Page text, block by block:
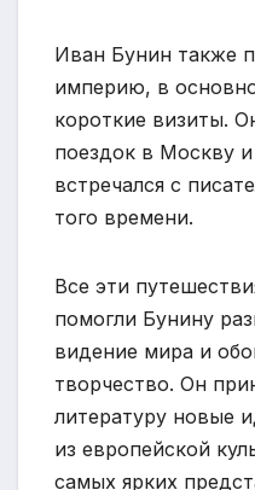
Иван Бунин также
империю, в
короткие визиты.
поездок в Москву
встречался с
того времени.
Все эти
помогли Бунину
видение мира и
творчество. Он
литературу новые
из европейской
самых ярких